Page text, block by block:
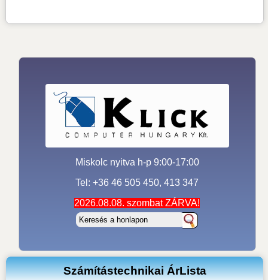
Miskolc nyitva h-p 9:00-17:00
Tel: +36 46 505 450, 413 347
2026.08.08. szombat ZÁRVA!
Számítástechnikai ÁrLista